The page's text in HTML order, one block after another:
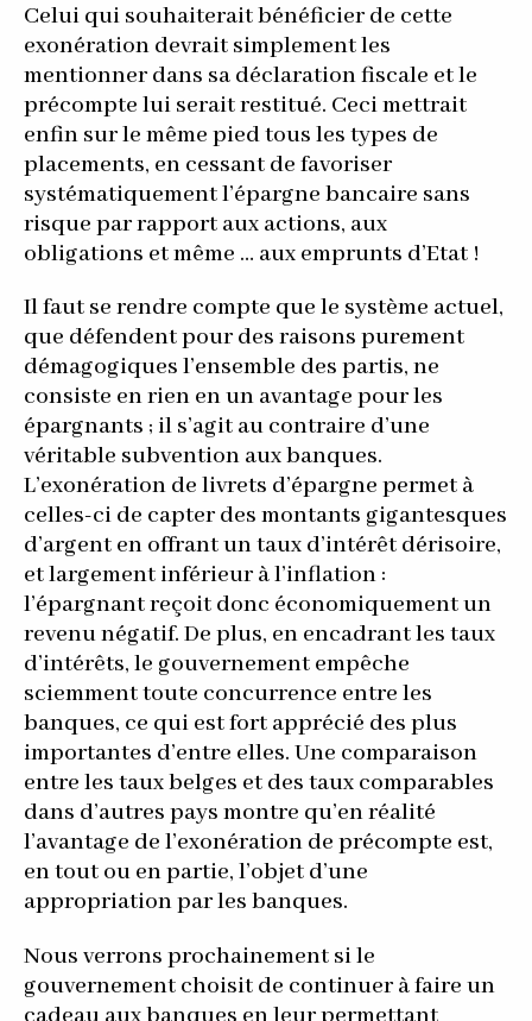
Celui qui souhaiterait bénéficier de cette
exonération devrait simplement les
mentionner dans sa déclaration fiscale et le
précompte lui serait restitué. Ceci mettrait
enfin sur le même pied tous les types de
placements, en cessant de favoriser
systématiquement l’épargne bancaire sans
risque par rapport aux actions, aux
obligations et même … aux emprunts d’Etat !
Il faut se rendre compte que le système actuel,
que défendent pour des raisons purement
démagogiques l’ensemble des partis, ne
consiste en rien en un avantage pour les
épargnants ; il s’agit au contraire d’une
véritable subvention aux banques.
L’exonération de livrets d’épargne permet à
celles-ci de capter des montants gigantesques
d’argent en offrant un taux d’intérêt dérisoire,
et largement inférieur à l’inflation :
l’épargnant reçoit donc économiquement un
revenu négatif. De plus, en encadrant les taux
d’intérêts, le gouvernement empêche
sciemment toute concurrence entre les
banques, ce qui est fort apprécié des plus
importantes d’entre elles. Une comparaison
entre les taux belges et des taux comparables
dans d’autres pays montre qu’en réalité
l’avantage de l’exonération de précompte est,
en tout ou en partie, l’objet d’une
appropriation par les banques.
Nous verrons prochainement si le
gouvernement choisit de continuer à faire un